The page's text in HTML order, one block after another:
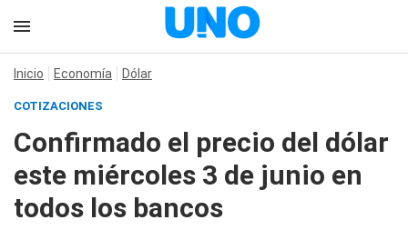
Inicio Economía Dólar
COTIZACIONES
Confirmado el precio del dólar
este miércoles 3 de junio en
todos los bancos